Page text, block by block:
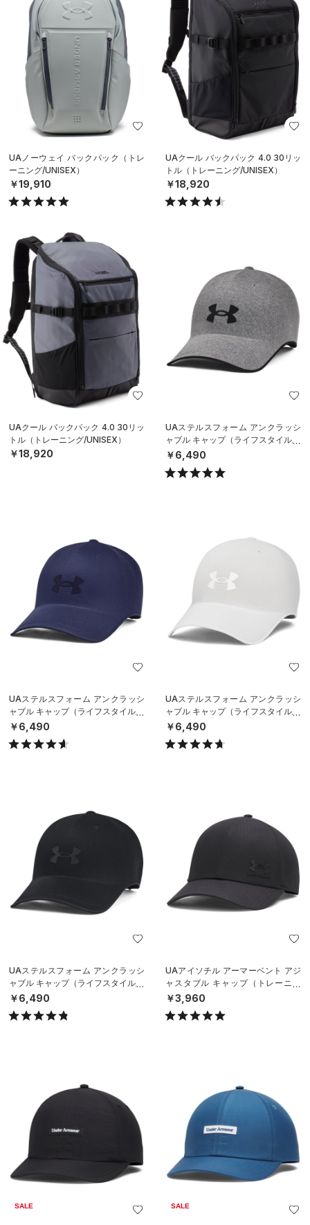
UAノーウェイ バックパック（トレ
ーニング/UNISEX）
￥19,910
UAクール バックパック 4.0 30リッ
トル（トレーニング/UNISEX）
￥18,920
UAクール バックパック 4.0 30リッ
トル（トレーニング/UNISEX）
￥18,920
UAステルスフォーム アンクラッシ
ャブル キャップ（ライフスタイル/U
NISEX）
￥6,490
UAステルスフォーム アンクラッシ
ャブル キャップ（ライフスタイル/U
NISEX）
￥6,490
UAステルスフォーム アンクラッシ
ャブル キャップ（ライフスタイル/U
NISEX）
￥6,490
UAステルスフォーム アンクラッシ
ャブル キャップ（ライフスタイル/U
NISEX）
￥6,490
UAアイソチル アーマーベント アジ
ャスタブル キャップ（トレーニン
グ/MEN）
￥3,960
SALE SALE